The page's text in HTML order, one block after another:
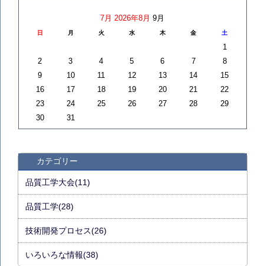
7月 2026年8月 9月
日 月 火 水 木 金 土
1
2
3 4 5 6 7
8
9
10 11 12 13 14
15
16
17 18 19 20 21
22
23
24 25 26 27 28
29
30
31
カテゴリー
品質工学大会(11)
品質工学(28)
技術開発プロセス(26)
いろいろな情報(38)